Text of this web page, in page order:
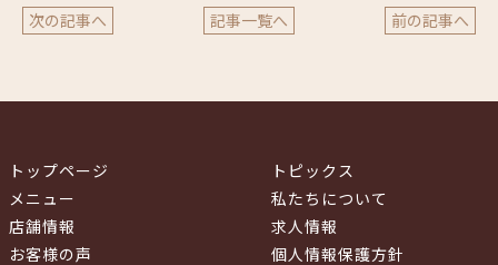
次の記事へ 記事一覧へ 前の記事へ
トップページ
メニュー
店舗情報
お客様の声
トピックス
私たちについて
求人情報
個人情報保護方針